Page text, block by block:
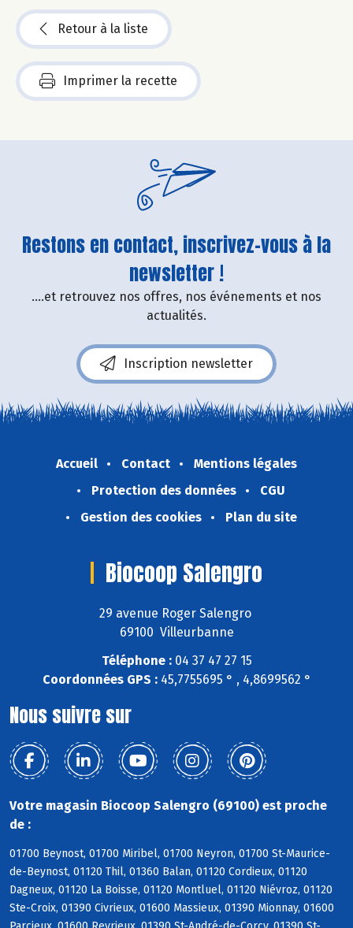
Retour à la liste
Imprimer la recette
Restons en contact, inscrivez-vous à la
newsletter !
....et retrouvez nos offres, nos événements et nos
actualités.
Inscription newsletter
Accueil Contact
Mentions légales
Protection des données
CGU
Gestion des cookies
Plan du site
Biocoop Salengro
29 avenue Roger Salengro
69100 Villeurbanne
Téléphone :04 37 47 27 15
Coordonnées GPS :45,7755695 ° , 4,8699562 °
Nous suivre sur
Votre magasin Biocoop Salengro (69100) est proche
de :
01700 Beynost, 01700 Miribel, 01700 Neyron, 01700 St-Maurice-
de-Beynost, 01120 Thil, 01360 Balan, 01120 Cordieux, 01120
Dagneux, 01120 La Boisse, 01120 Montluel, 01120 Niévroz, 01120
Ste-Croix, 01390 Civrieux, 01600 Massieux, 01390 Mionnay, 01600